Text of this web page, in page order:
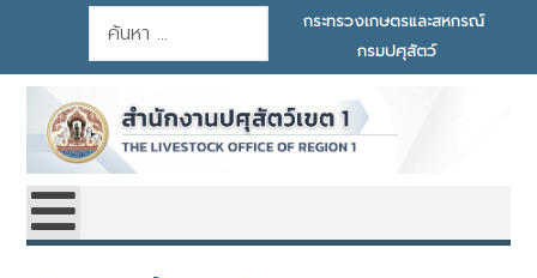
การค้นหา
กระทรวงเกษตรและสหกรณ์
กรมปศุสัตว์